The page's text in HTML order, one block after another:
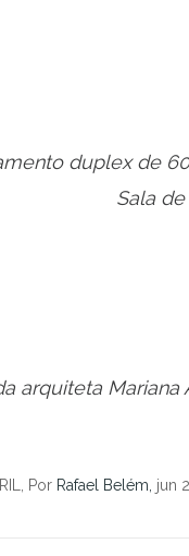
duplex de
arquiteta Mariana
Por Rafael Belém, jun